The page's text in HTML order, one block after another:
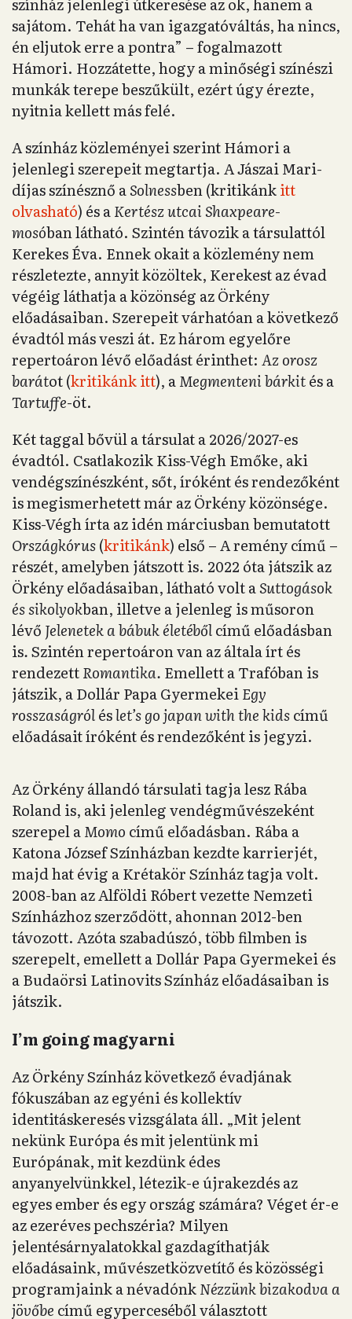
sajátom. Tehát ha van igazgatóváltás, ha nincs,
én eljutok erre a pontra” – fogalmazott
Hámori. Hozzátette, hogy a minőségi színészi
munkák terepe beszűkült, ezért úgy érezte,
nyitnia kellett más felé.
A színház közleményei szerint Hámori a
jelenlegi szerepeit megtartja. A Jászai Mari-
díjas színésznő aSolnessben (kritikánkitt
olvasható) és aKertész utcai Shaxpeare-
mosóban látható. Szintén távozik a társulattól
Kerekes Éva. Ennek okait a közlemény nem
részletezte, annyit közöltek, Kerekest az évad
végéig láthatja a közönség az Örkény
előadásaiban. Szerepeit várhatóan a következő
évadtól más veszi át. Ez három egyelőre
repertoáron lévő előadást érinthet: Az orosz
barátot (kritikánk itt), aMegmenteni bárkités a
Tartuffe-öt.
Két taggal bővül a társulat a 2026/2027-es
évadtól. Csatlakozik Kiss-Végh Emőke, aki
vendégszínészként, sőt, íróként és rendezőként
is megismerhetett már az Örkény közönsége.
Kiss-Végh írta az idén márciusban bemutatott
Országkórus(kritikánk) első – A remény című –
részét, amelyben játszott is. 2022 óta játszik az
Örkény előadásaiban, látható volt aSuttogások
és sikolyokban, illetve a jelenleg is műsoron
lévő Jelenetek a bábuk életébőlcímű előadásban
is.Szintén repertoáron van az általa írt és
rendezettRomantika. Emellett a Trafóban is
játszik, a Dollár Papa GyermekeiEgy
rosszaságróléslet’s go japan with the kidscímű
előadásait íróként és rendezőként is jegyzi.
Az Örkény állandó társulati tagja lesz Rába
Roland is, aki jelenleg vendégművészeként
szerepel aMomo című előadásban. Rába a
Katona József Színházban kezdte karrierjét,
majd hat évig a Krétakör Színház tagja volt.
2008-ban az Alföldi Róbert vezette Nemzeti
Színházhoz szerződött, ahonnan 2012-ben
távozott. Azóta szabadúszó, több filmben is
szerepelt, emellett a Dollár Papa Gyermekei és
a Budaörsi Latinovits Színház előadásaiban is
játszik.
I’m going magyarni
Az Örkény Színház következő évadjának
fókuszában az egyéni és kollektív
identitáskeresés vizsgálata áll. „Mit jelent
nekünk Európa és mit jelentünk mi
Európának, mit kezdünk édes
anyanyelvünkkel, létezik-e újrakezdés az
egyes ember és egy ország számára? Véget ér-e
az ezeréves pechszéria? Milyen
jelentésárnyalatokkal gazdagíthatják
előadásaink, művészetközvetítő és közösségi
programjaink a névadónkNézzünk bizakodva a
jövőbe című egyperceséből választott